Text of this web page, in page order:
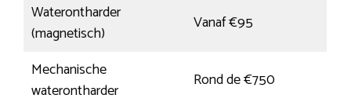
Waterontharder
(magnetisch)
Vanaf €95
Mechanische
waterontharder
Rond de €750